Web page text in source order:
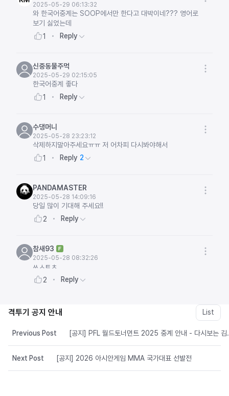
2025-05-29 06:13:32
와 한국어중계는 SOOP에서만 한다고 대박이네??? 영어로
보기 싫었는데
1
Reply
신중동물주먹
2025-05-29 02:15:05
한국어중계 좋다
1
Reply
수댕머니
2025-05-28 23:23:12
삭제하지말아주세요ㅠㅠ 저 어차피 다시봐야해서
1
Reply 2
PANDAMASTER
2025-05-28 14:09:16
당일 많이 기대해 주세요!!
2
Reply
참새93
2025-05-28 08:32:26
ㅆㅅㅌㅊ
2
Reply
격투기 공지 안내 List
Previous Post [공지] PFL 월드토너먼트 2025 중계 안내 - 다시보는 김
Next Post [공지] 2026 아시안게임 MMA 국가대표 선발전